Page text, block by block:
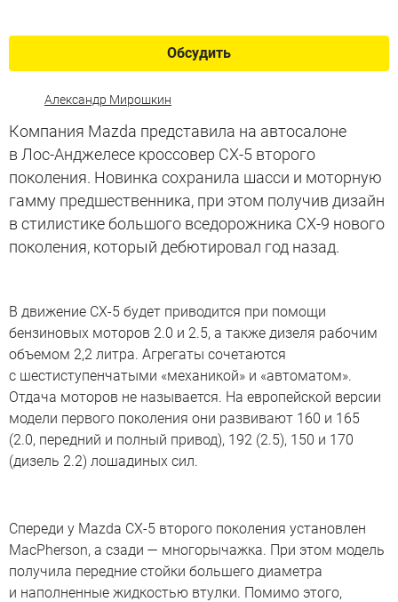
Обсудить
Александр Мирошкин
Компания Mazda представила на автосалоне
в Лос-Анджелесе кроссовер CX-5 второго
поколения. Новинка сохранила шасси и моторную
гамму предшественника, при этом получив дизайн
в стилистике большого вседорожника CX-9 нового
поколения, который дебютировал год назад.
Mazda CX-5
В движение CX-5 будет приводится при помощи
бензиновых моторов 2.0 и 2.5, а также дизеля рабочим
объемом 2,2 литра. Агрегаты сочетаются
с шестиступенчатыми «механикой» и «автоматом».
Отдача моторов не называется. На европейской версии
модели первого поколения они развивают 160 и 165
(2.0, передний и полный привод), 192 (2.5), 150 и 170
(дизель 2.2) лошадиных сил.
Спереди у Mazda CX-5 второго поколения установлен
MacPherson, а сзади — многорычажка. При этом модель
получила передние стойки большего диаметра
и наполненные жидкостью втулки. Помимо этого,